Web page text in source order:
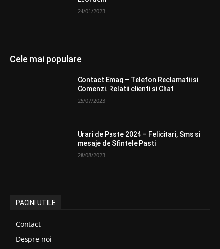
24/01/2023
Cele mai populare
Contact Emag – Telefon Reclamatii si
Comenzi. Relatii clienti si Chat
25/07/2023
Urari de Paste 2024 – Felicitari, Sms si
mesaje de Sfintele Pasti
28/08/2023
PAGINI UTILE
Contact
Despre noi